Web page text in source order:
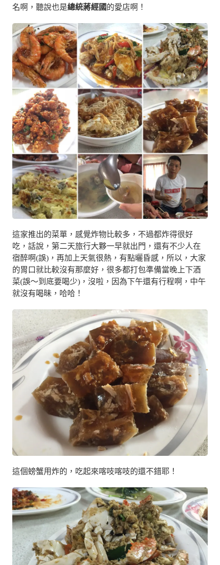
名啊，聽說也是總統蔣經國的愛店啊！
這家推出的菜單，感覺炸物比較多，不過都炸得很好
吃，話說，第二天旅行大夥一早就出門，還有不少人在
宿醉啊(誤)，再加上天氣很熱，有點曬昏感，所以，大家
的胃口就比較沒有那麼好，很多都打包準備當晚上下酒
菜(誤～到底要喝少)，沒啦，因為下午還有行程啊，中午
就沒有喝昧，哈哈！
這個螃蟹用炸的，吃起來喀吱喀吱的還不錯耶！